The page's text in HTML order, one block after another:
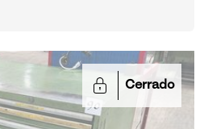
Cerrado